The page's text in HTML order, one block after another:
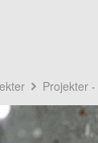
Projekter